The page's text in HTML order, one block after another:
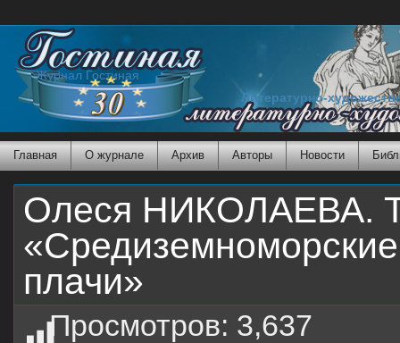
Журнал Гостиная
Литературно-
Главная О журнале Архив Авторы Новости
Олеся НИКОЛАЕВА.
плачи»
Просмотров: 3,637